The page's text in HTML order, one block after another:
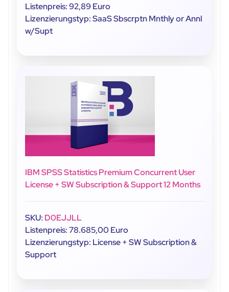
Listenpreis: 92,89 Euro
Lizenzierungstyp: SaaS Sbscrptn Mnthly or Annl
w/Supt
IBM SPSS Statistics Premium Concurrent User
License + SW Subscription & Support 12 Months
SKU: D0EJJLL
Listenpreis: 78.685,00 Euro
Lizenzierungstyp: License + SW Subscription &
Support